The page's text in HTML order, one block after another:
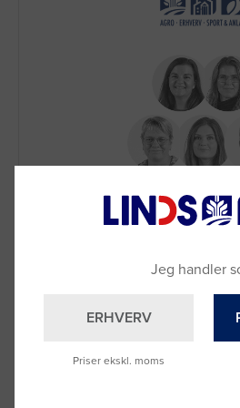
Brug for
Ring til os på9992
Du kan også kontakte
Jeg handler
ERHVERV
Priser ekskl. moms